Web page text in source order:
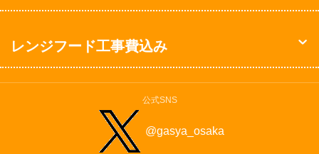
レンジフード工事費込み
公式SNS
@gasya_osaka